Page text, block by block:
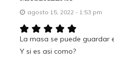
agosto 15, 2022 - 1:53 pm
La masa se puede guardar
Y si es asi como?